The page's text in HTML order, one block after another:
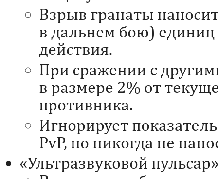
Взрыв гранаты
в дальнем бою) единиц
действия.
При сражении с
в размере 2% от
противника.
Игнорирует
PvP, но никогда не
«Ультразвуковой